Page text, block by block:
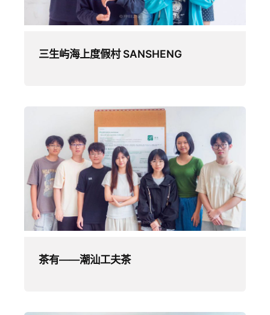
三生屿海上度假村 SANSHENG
茶有——潮汕工夫茶